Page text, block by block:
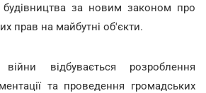
за новим законом про
прав на майбутні об'єкти.
відбувається розроблення
та проведення громадських